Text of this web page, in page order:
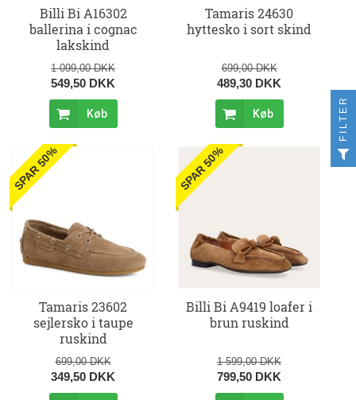
Billi Bi A16302
ballerina i cognac
lakskind
1 099,00 DKK
549,50 DKK
Køb
Tamaris 24630
hyttesko i sort skind
699,00 DKK
489,30 DKK
Køb
SPAR 50%
Tamaris 23602
sejlersko i taupe
ruskind
699,00 DKK
349,50 DKK
SPAR 50%
Billi Bi A9419 loafer i
brun ruskind
1 599,00 DKK
799,50 DKK
FILTER